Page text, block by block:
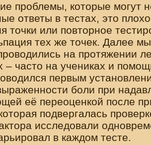
проблемы, которые могут
ответы в тестах, это
точки или повторное
тех же точек. Далее
на протяжении
– часто на учениках и
первым
боли при
её переоценкой после
подвергалась
исследовали
в каждом тесте.